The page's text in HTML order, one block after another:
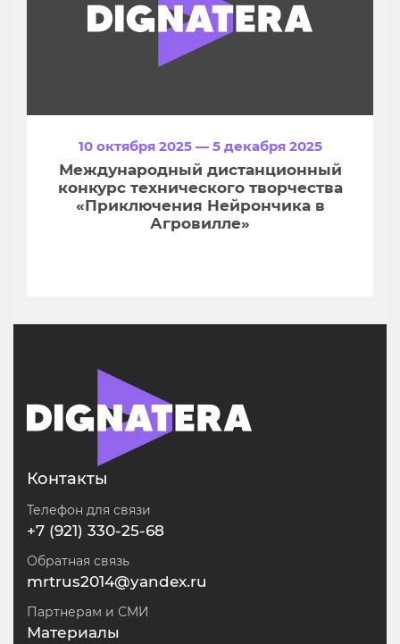
10 октября 2025 — 5 декабря 2025
Международный дистанционный
конкурс технического творчества
«Приключения Нейрончика в
Агровилле»
Контакты
Телефон для связи
+7 (921) 330-25-68
Обратная связь
mrtrus2014@yandex.ru
Партнерам и СМИ
Материалы